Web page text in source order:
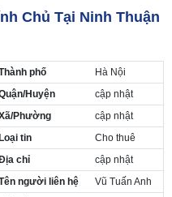
Chủ Tại Ninh Thuận
phố
Hà Nội
Huyện
cập nhật
Phường
cập nhật
Loại tin
Cho thuê
chỉ
cập nhật
người liên hệ
Vũ Tuấn Anh